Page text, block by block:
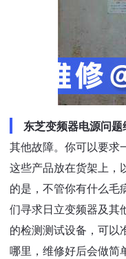
东芝变频器电源问题
其他故障。你可以要求
这些产品放在货架上，
的是，不管你有什么毛
们寻求日立变频器及其
的检测测试设备，可以
哪里，维修好后会做简